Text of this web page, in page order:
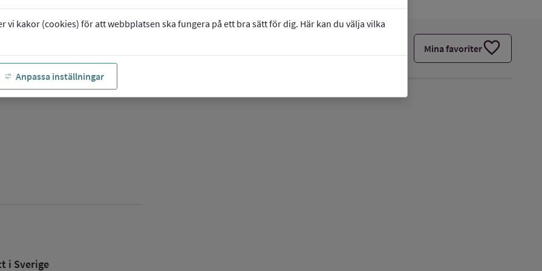
vi kakor (cookies) för att webbplatsen ska fungera på ett bra sätt för dig. Här kan du välja vilka
Anpassa inställningar
Mina favoriterfavorite
i Sverige